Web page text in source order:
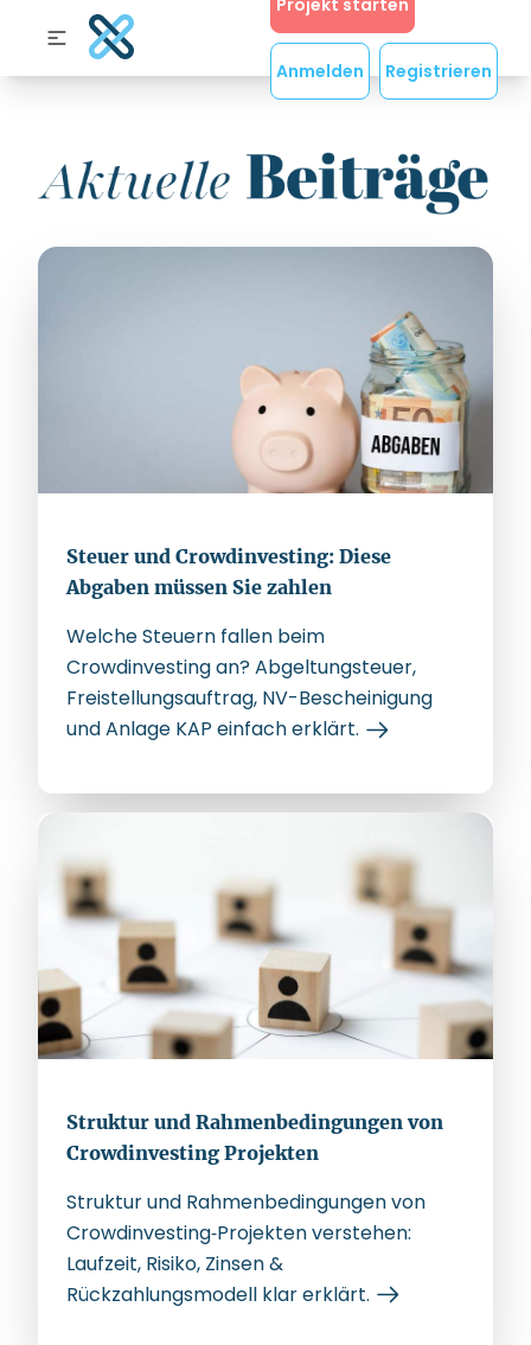
Projekt starten
Anmelden Registrieren
Steuer und Crowdinvesting: Diese
Abgaben müssen Sie zahlen
Welche Steuern fallen beim
Crowdinvesting an? Abgeltungsteuer,
Freistellungsauftrag, NV-Bescheinigung
und Anlage KAP einfach erklärt.
Struktur und Rahmenbedingungen von
Crowdinvesting Projekten
Struktur und Rahmenbedingungen von
Crowdinvesting‑Projekten verstehen:
Laufzeit, Risiko, Zinsen &
Rückzahlungsmodell klar erklärt.